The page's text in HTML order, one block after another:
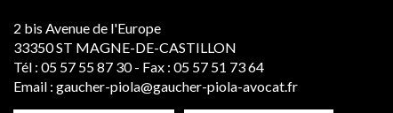
2 bis Avenue de l'Europe
33350 ST MAGNE-DE-CASTILLON
Tél : 05 57 55 87 30 - Fax : 05 57 51 73 64
Email : gaucher-piola@gaucher-piola-avocat.fr